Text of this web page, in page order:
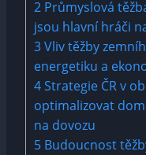
2 Průmyslová
jsou hlavní hráči
3Vliv těžby
energetiku a
4Strategie ČR v
optimalizovat
na dovozu
5 Budoucnost